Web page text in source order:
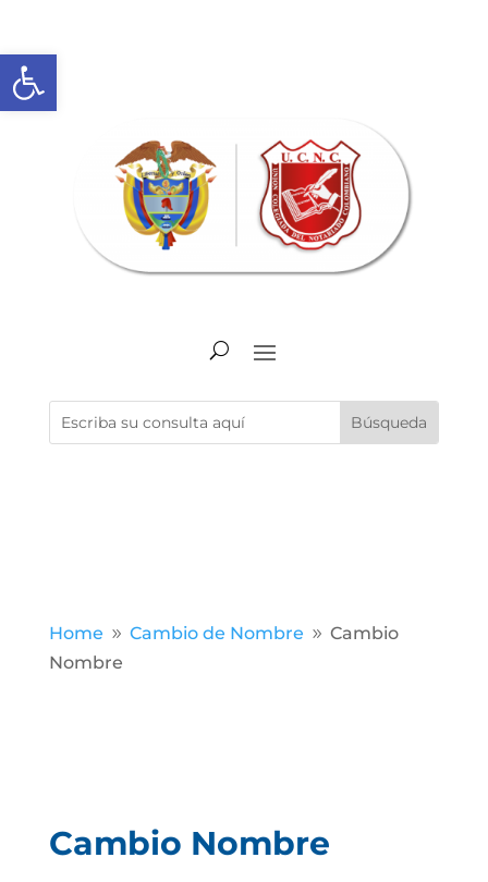
Abrir barra de herramientas
Home 9 Cambio de Nombre 9 Cambio
Nombre
Cambio Nombre